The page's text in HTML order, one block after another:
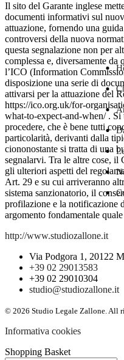
Il sito del Garante inglese
documenti informativi sul
attuazione, fornendo una
controversi della nuova
questa segnalazione non per
complessa e, diversamente da
l’ICO (Information
disposizione una serie di
attivarsi per la attuazione del
https://ico.org.uk/for-
what-to-expect-and-when/ .
procedere, che è bene tutti
particolarità, derivanti dalla
ciononostante si tratta di una
segnalarvi. Tra le altre cose, il
gli ulteriori aspetti del
Art. 29 e su cui arriveranno
sistema sanzionatorio, il
profilazione e la notificazione
argomento fondamentale
http://www.studiozallone.it
Via Podgora 1, 20122
+39 02 29013583
+39 02 29010304
studio@studiozallone.it
© 2026 Studio Legale Zallone. All
Informativa cookies
Shopping Basket